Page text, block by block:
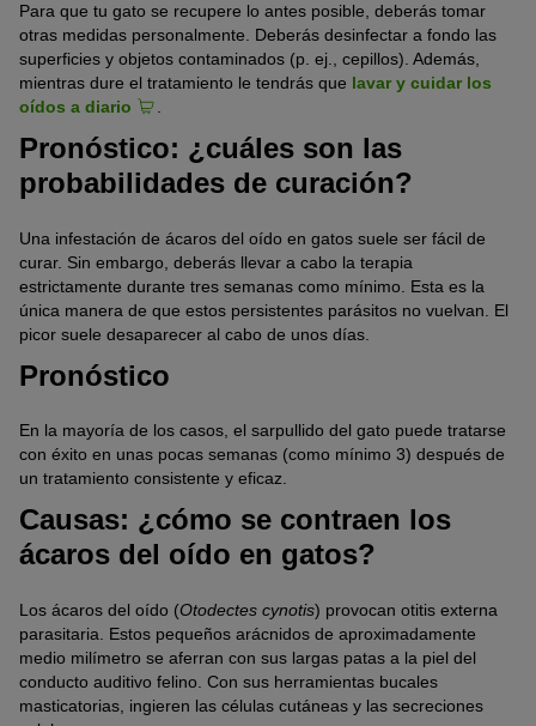
Para que tu gato se recupere lo antes posible, deberás tomar
otras medidas personalmente. Deberás desinfectar a fondo las
superficies y objetos contaminados (p. ej., cepillos). Además,
mientras dure el tratamiento le tendrás que lavar y cuidar los
oídos a diario
Pronóstico: ¿cuáles son las
probabilidades de curación?
Una infestación de ácaros del oído en gatos suele ser fácil de
curar. Sin embargo, deberás llevar a cabo la terapia
estrictamente durante tres semanas como mínimo. Esta es la
única manera de que estos persistentes parásitos no vuelvan. El
picor suele desaparecer al cabo de unos días.
Pronóstico
En la mayoría de los casos, el sarpullido del gato puede tratarse
con éxito en unas pocas semanas (como mínimo 3) después de
un tratamiento consistente y eficaz.
Causas: ¿cómo se contraen los
ácaros del oído en gatos?
Los ácaros del oído (Otodectes cynotis) provocan otitis externa
parasitaria. Estos pequeños arácnidos de aproximadamente
medio milímetro se aferran con sus largas patas a la piel del
conducto auditivo felino. Con sus herramientas bucales
masticatorias, ingieren las células cutáneas y las secreciones